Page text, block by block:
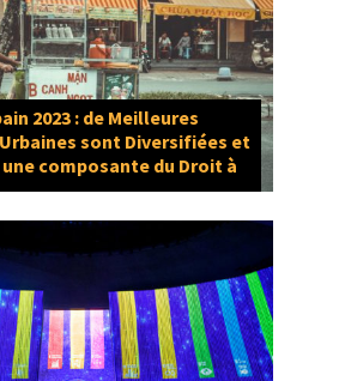
2023 : de Meilleures
sont Diversifiées et
composante du Droit à